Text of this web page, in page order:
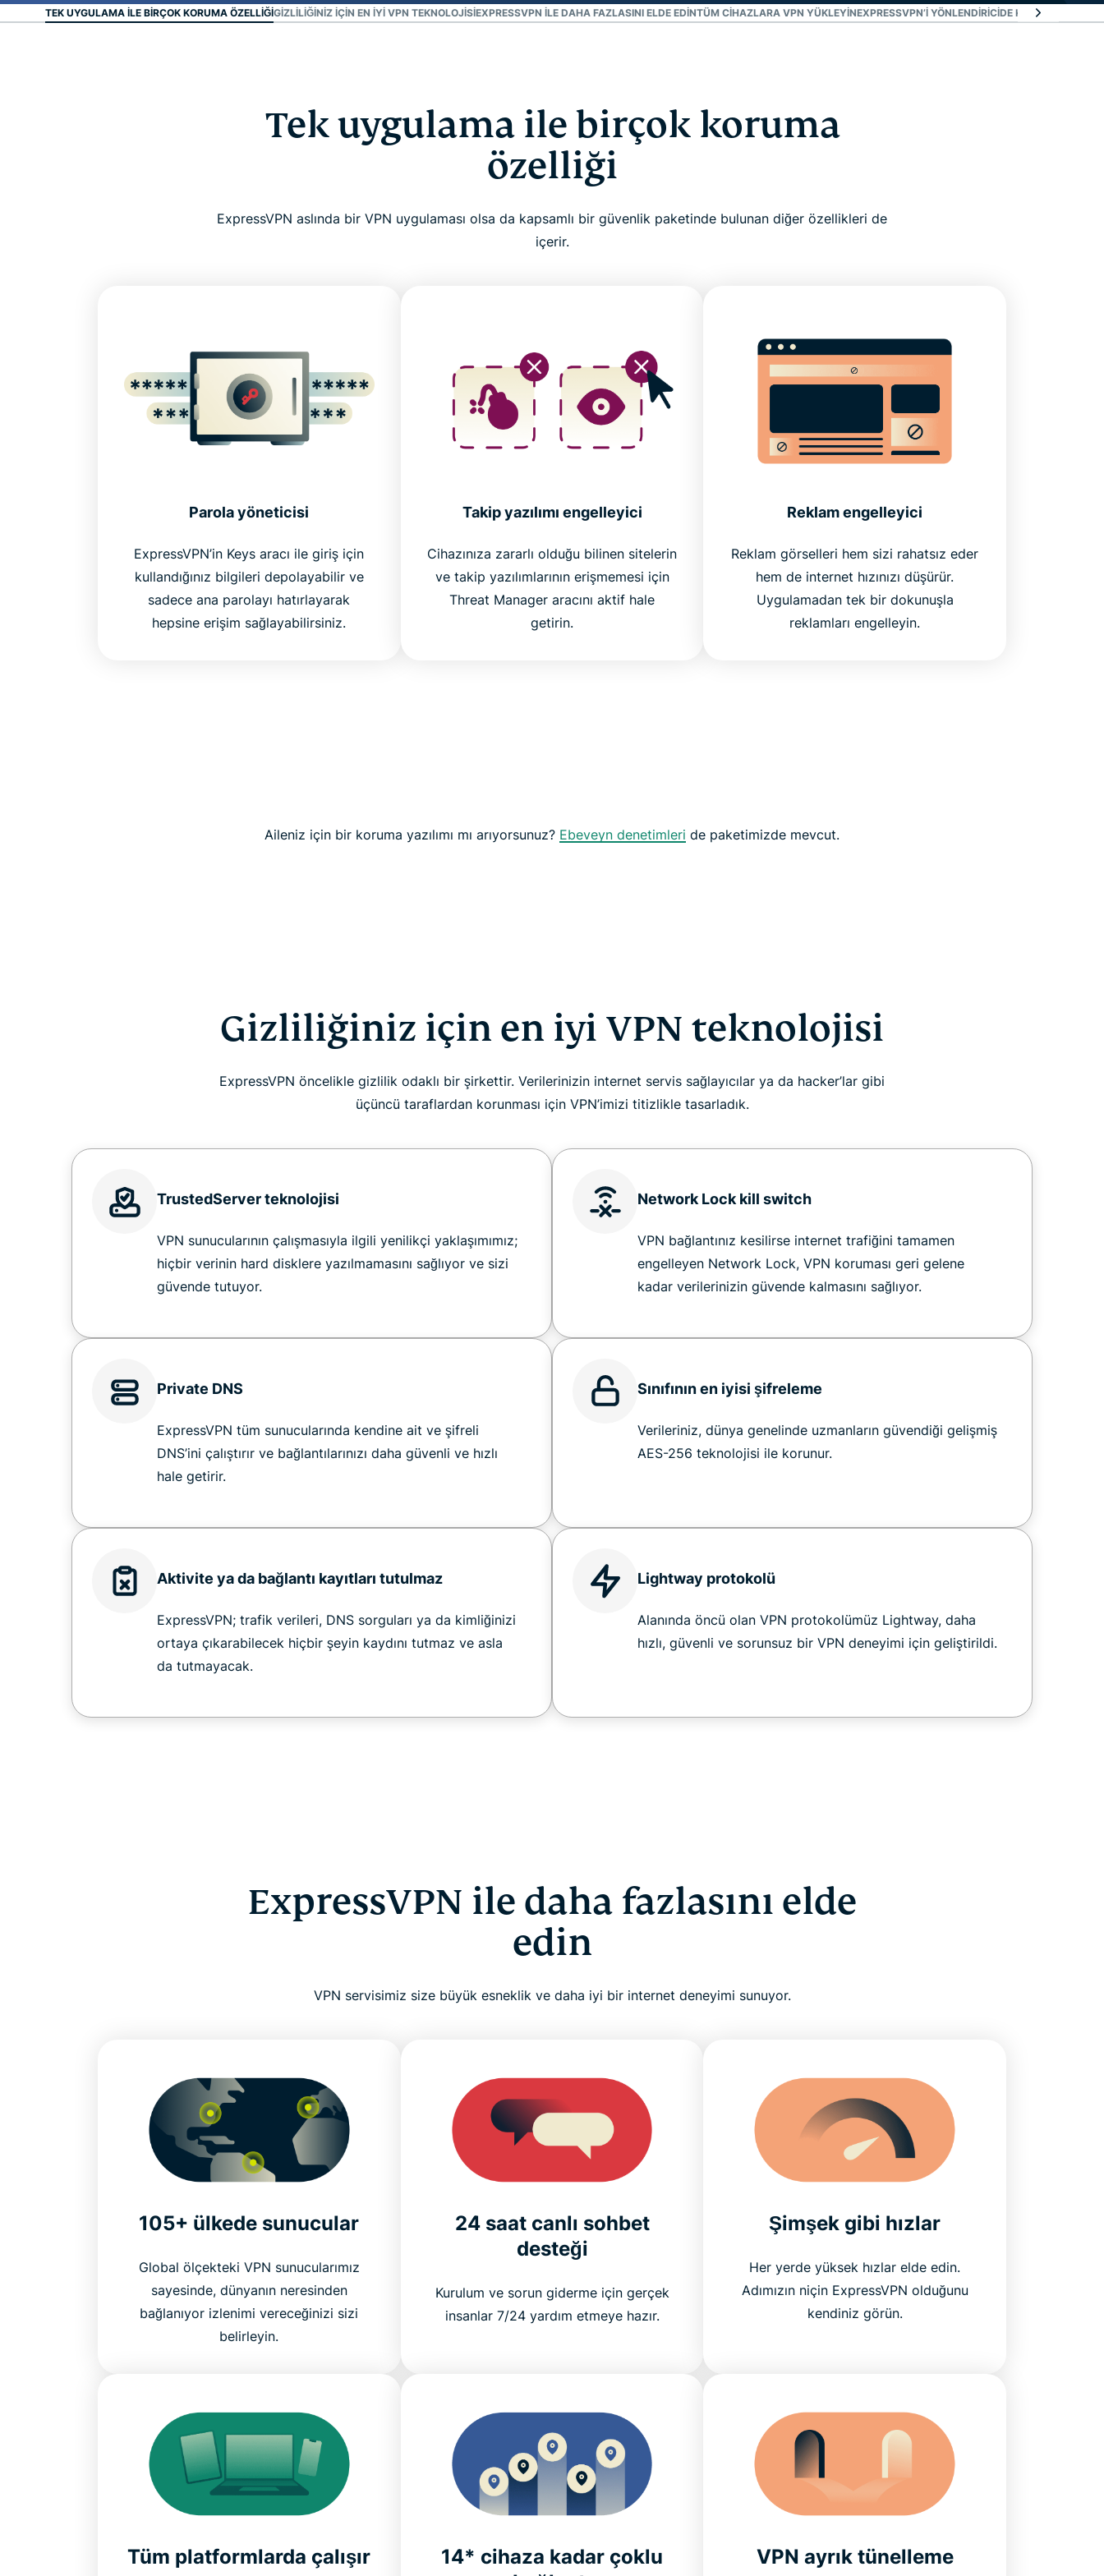
Defender
Kimlik
araçlarından
oluşan
kapsamlı
paket
TEK UYGULAMA ILE BIRÇOK KORUMA ÖZELLIĞIGIZLILIĞINIZ IÇIN EN IYI VPN TEKNOLOJISIEXPRESSVPN ILE DAHA FAZLASINI ELDE EDINTÜM CIHAZLARA VPN YÜKLEYINEXPRESSVPN’I YÖNLENDIRICIDE KULLANIN
Tek uygulama ile birçok koruma
özelliği
ExpressVPN aslında bir VPN uygulaması olsa da kapsamlı bir güvenlik paketinde bulunan diğer özellikleri de
içerir.
Parola yöneticisi
ExpressVPN’in Keys aracı ile giriş için
kullandığınız bilgileri depolayabilir ve
sadece ana parolayı hatırlayarak
hepsine erişim sağlayabilirsiniz.
Takip yazılımı engelleyici
Cihazınıza zararlı olduğu bilinen sitelerin
ve takip yazılımlarının erişmemesi için
Threat Manager aracını aktif hale
getirin.
Reklam engelleyici
Reklam görselleri hem sizi rahatsız eder
hem de internet hızınızı düşürür.
Uygulamadan tek bir dokunuşla
reklamları engelleyin.
Aileniz için bir koruma yazılımı mı arıyorsunuz? Ebeveyn denetimleri de paketimizde mevcut.
Gizliliğiniz için en iyi VPN teknolojisi
ExpressVPN öncelikle gizlilik odaklı bir şirkettir. Verilerinizin internet servis sağlayıcılar ya da hacker’lar gibi
üçüncü taraflardan korunması için VPN’imizi titizlikle tasarladık.
TrustedServer teknolojisi
VPN sunucularının çalışmasıyla ilgili yenilikçi yaklaşımımız;
hiçbir verinin hard disklere yazılmamasını sağlıyor ve sizi
güvende tutuyor.
Network Lock kill switch
VPN bağlantınız kesilirse internet trafiğini tamamen
engelleyen Network Lock, VPN koruması geri gelene
kadar verilerinizin güvende kalmasını sağlıyor.
Private DNS
ExpressVPN tüm sunucularında kendine ait ve şifreli
DNS’ini çalıştırır ve bağlantılarınızı daha güvenli ve hızlı
hale getirir.
Sınıfının en iyisi şifreleme
Verileriniz, dünya genelinde uzmanların güvendiği gelişmiş
AES-256 teknolojisi ile korunur.
Aktivite ya da bağlantı kayıtları tutulmaz
ExpressVPN; trafik verileri, DNS sorguları ya da kimliğinizi
ortaya çıkarabilecek hiçbir şeyin kaydını tutmaz ve asla
da tutmayacak.
Lightway protokolü
Alanında öncü olan VPN protokolümüz Lightway, daha
hızlı, güvenli ve sorunsuz bir VPN deneyimi için geliştirildi.
ExpressVPN ile daha fazlasını elde
edin
VPN servisimiz size büyük esneklik ve daha iyi bir internet deneyimi sunuyor.
105+ ülkede sunucular
Global ölçekteki VPN sunucularımız
sayesinde, dünyanın neresinden
bağlanıyor izlenimi vereceğinizi sizi
belirleyin.
24 saat canlı sohbet
desteği
Kurulum ve sorun giderme için gerçek
insanlar 7/24 yardım etmeye hazır.
Şimşek gibi hızlar
Her yerde yüksek hızlar elde edin.
Adımızın niçin ExpressVPN olduğunu
kendiniz görün.
Tüm platformlarda çalışır
14* cihaza kadar çoklu
VPN ayrık tünelleme